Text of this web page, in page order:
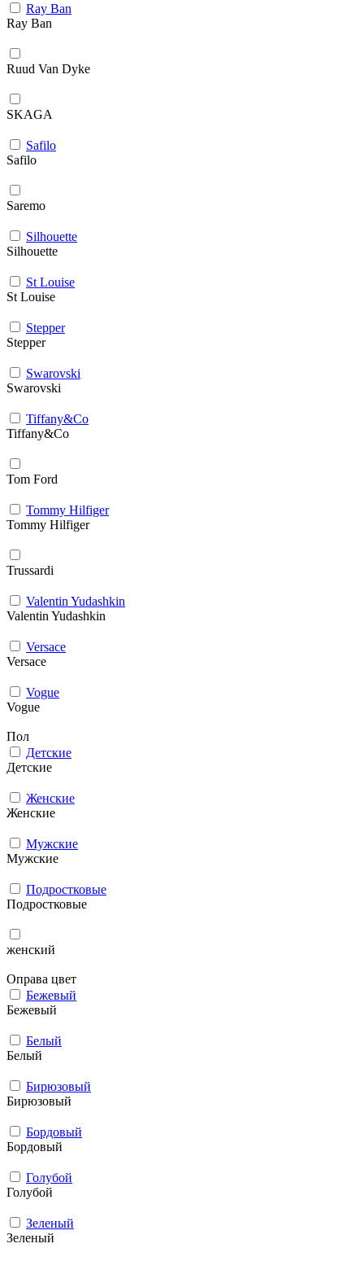
Ray Ban
Ray Ban
Ruud Van Dyke
SKAGA
Safilo
Safilo
Saremo
Silhouette
Silhouette
St Louise
St Louise
Stepper
Stepper
Swarovski
Swarovski
Tiffany&Co
Tiffany&Co
Tom Ford
Tommy Hilfiger
Tommy Hilfiger
Trussardi
Valentin Yudashkin
Valentin Yudashkin
Versace
Versace
Vogue
Vogue
Пол
Детские
Детские
Женские
Женские
Мужcкие
Мужcкие
Подростковые
Подростковые
женский
Оправа цвет
Бежевый
Бежевый
Белый
Белый
Бирюзовый
Бирюзовый
Бордовый
Бордовый
Голубой
Голубой
Зеленый
Зеленый